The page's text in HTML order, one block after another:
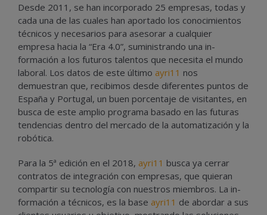
Desde 2011, se han incorporado 25 empresas, todas y
cada una de las cuales han aportado los conocimientos
técnicos y necesarios para asesorar a cualquier
empresa hacia la “Era 4.0”, suministrando una in-
formación a los futuros talentos que necesita el mundo
laboral. Los datos de este último ayri11 nos
demuestran que, recibimos desde diferentes puntos de
España y Portugal, un buen porcentaje de visitantes, en
busca de este amplio programa basado en las futuras
tendencias dentro del mercado de la automatización y la
robótica.
Para la 5ª edición en el 2018, ayri11 busca ya cerrar
contratos de integración con empresas, que quieran
compartir su tecnología con nuestros miembros. La in-
formación a técnicos, es la base ayri11 de abordar a sus